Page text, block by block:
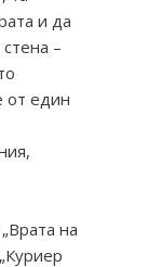
и да
–
от един
на